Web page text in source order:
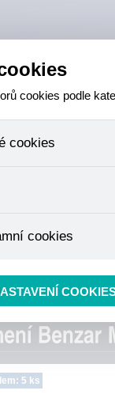
se nacházíte:
mixy
5 ks
cookies podle
cookies
košíku,
jej ani odebrat.
cookies
cookies